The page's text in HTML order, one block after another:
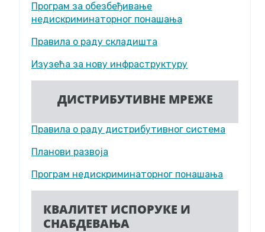
Програм за обезбеђивање
недискриминаторног понашања
Правила о раду складишта
Изузећа за нову инфраструктуру
ДИСТРИБУТИВНЕ МРЕЖЕ
Правила о раду дистрибутивног система
Планови развоја
Програм недискриминаторног понашања
КВАЛИТЕТ ИСПОРУКЕ И
СНАБДЕВАЊА